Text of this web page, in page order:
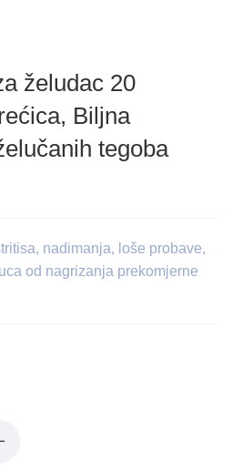
želudac 20
Biljna
tegoba
nadimanja, loše probave,
od nagrizanja prekomjerne